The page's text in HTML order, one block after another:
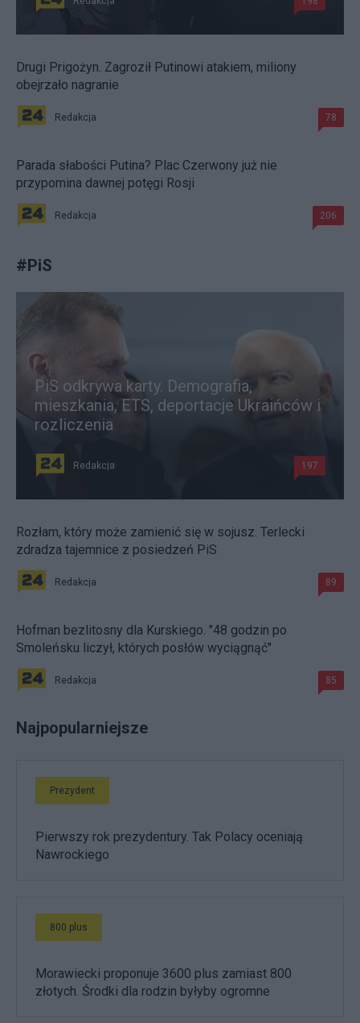
Drugi Prigożyn. Zagroził Putinowi atakiem, miliony
obejrzało nagranie
Redakcja 78
Parada słabości Putina? Plac Czerwony już nie
przypomina dawnej potęgi Rosji
Redakcja 206
#PiS
PiS odkrywa karty. Demografia,
mieszkania, ETS, deportacje Ukraińców i
rozliczenia
Redakcja 197
Rozłam, który może zamienić się w sojusz. Terlecki
zdradza tajemnice z posiedzeń PiS
Redakcja 89
Hofman bezlitosny dla Kurskiego. "48 godzin po
Smoleńsku liczył, których posłów wyciągnąć"
Redakcja 85
Najpopularniejsze
Prezydent
Pierwszy rok prezydentury. Tak Polacy oceniają
Nawrockiego
800 plus
Morawiecki proponuje 3600 plus zamiast 800
złotych. Środki dla rodzin byłyby ogromne